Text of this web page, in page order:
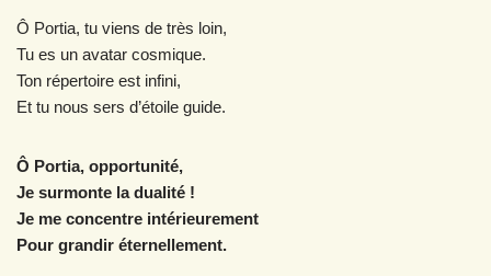
Ô Portia, tu viens de très loin,
Tu es un avatar cosmique.
Ton répertoire est infini,
Et tu nous sers d’étoile guide.
Ô Portia, opportunité,
Je surmonte la dualité !
Je me concentre intérieurement
Pour grandir éternellement.